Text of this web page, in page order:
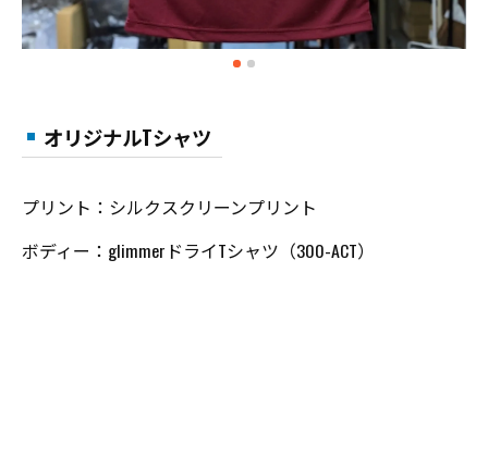
オリジナルTシャツ
プリント：シルクスクリーンプリント
ボディー：glimmerドライTシャツ（300-ACT）